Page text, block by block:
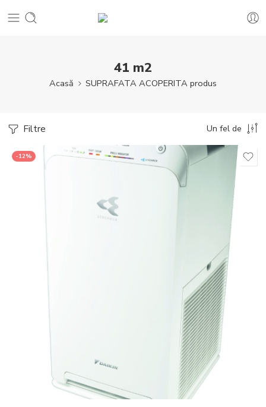
41 m2
Acasă SUPRAFATA ACOPERITA produs
Filtre Un fel de
-12%